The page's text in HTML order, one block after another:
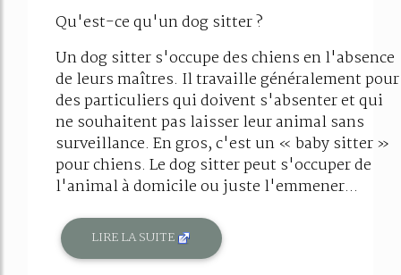
Qu'est-ce qu'un dog sitter ?
Un dog sitter s'occupe des chiens en l'absence
de leurs maîtres. Il travaille généralement pour
des particuliers qui doivent s'absenter et qui
ne souhaitent pas laisser leur animal sans
surveillance. En gros, c'est un « baby sitter »
pour chiens. Le dog sitter peut s'occuper de
l'animal à domicile ou juste l'emmener...
LIRE LA SUITE